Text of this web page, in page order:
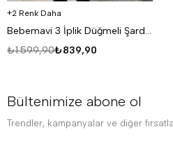
2 Renk Daha
Bebemavi 3 İplik Düğmeli Şardonlu DISORDER Baskılı Hırka VS
₺839,90
₺1.599,90
Bültenimize abone ol
Trendler, kampanyalar ve diğer